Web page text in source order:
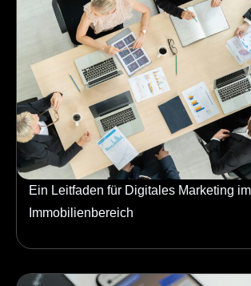
Ein Leitfaden für Digitales Marketing im
Immobilienbereich